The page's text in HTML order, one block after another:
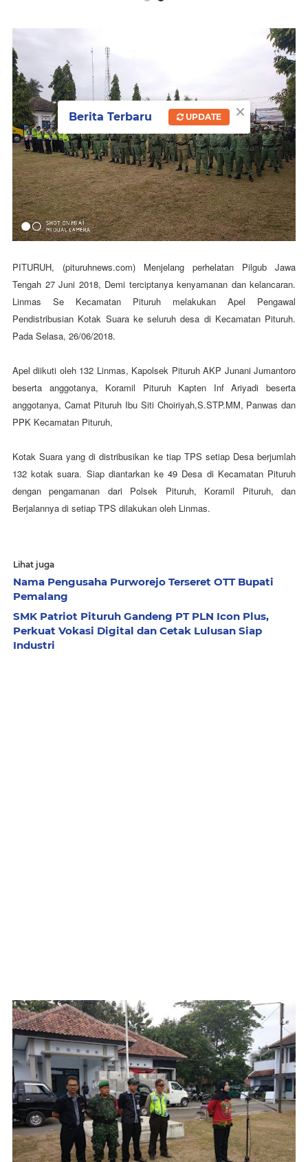
PITURUH, (pituruhnews.com) Menjelang perhelatan Pilgub Jawa
Tengah 27 Juni 2018, Demi terciptanya kenyamanan dan kelancaran.
Linmas Se Kecamatan Pituruh melakukan Apel Pengawal
Pendistribusian Kotak Suara ke seluruh desa di Kecamatan Pituruh.
Pada Selasa, 26/06/2018.
Apel diikuti oleh 132 Linmas, Kapolsek Pituruh AKP Junani Jumantoro
beserta anggotanya, Koramil Pituruh Kapten Inf Ariyadi beserta
anggotanya, Camat Pituruh Ibu Siti Choiriyah,S.STP.MM, Panwas dan
PPK Kecamatan Pituruh,
Kotak Suara yang di distribusikan ke tiap TPS setiap Desa berjumlah
132 kotak suara. Siap diantarkan ke 49 Desa di Kecamatan Pituruh
dengan pengamanan dari Polsek Pituruh, Koramil Pituruh, dan
Berjalannya di setiap TPS dilakukan oleh Linmas.
Lihat juga
Nama Pengusaha Purworejo Terseret OTT Bupati
Pemalang
SMK Patriot Pituruh Gandeng PT PLN Icon Plus,
Perkuat Vokasi Digital dan Cetak Lulusan Siap
Industri
×
Berita Terbaru UPDATE